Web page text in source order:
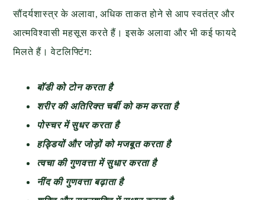
सौंदर्यशास्त्र के अलावा, अधिक ताकत होने से आप स्वतंत्र और
आत्मविश्वासी महसूस करते हैं। इसके अलावा और भी कई फायदे
मिलते हैं। वेटलिफ्टिंग:
बॉडी को टोन करता है
शरीर की अतिरिक्त चर्बी को कम करता है
पोस्चर में सुधर करता है
हड्डियों और जोड़ों को मजबूत करता है
त्वचा की गुणवत्ता में सुधार करता है
नींद की गुणवत्ता बढ़ाता है